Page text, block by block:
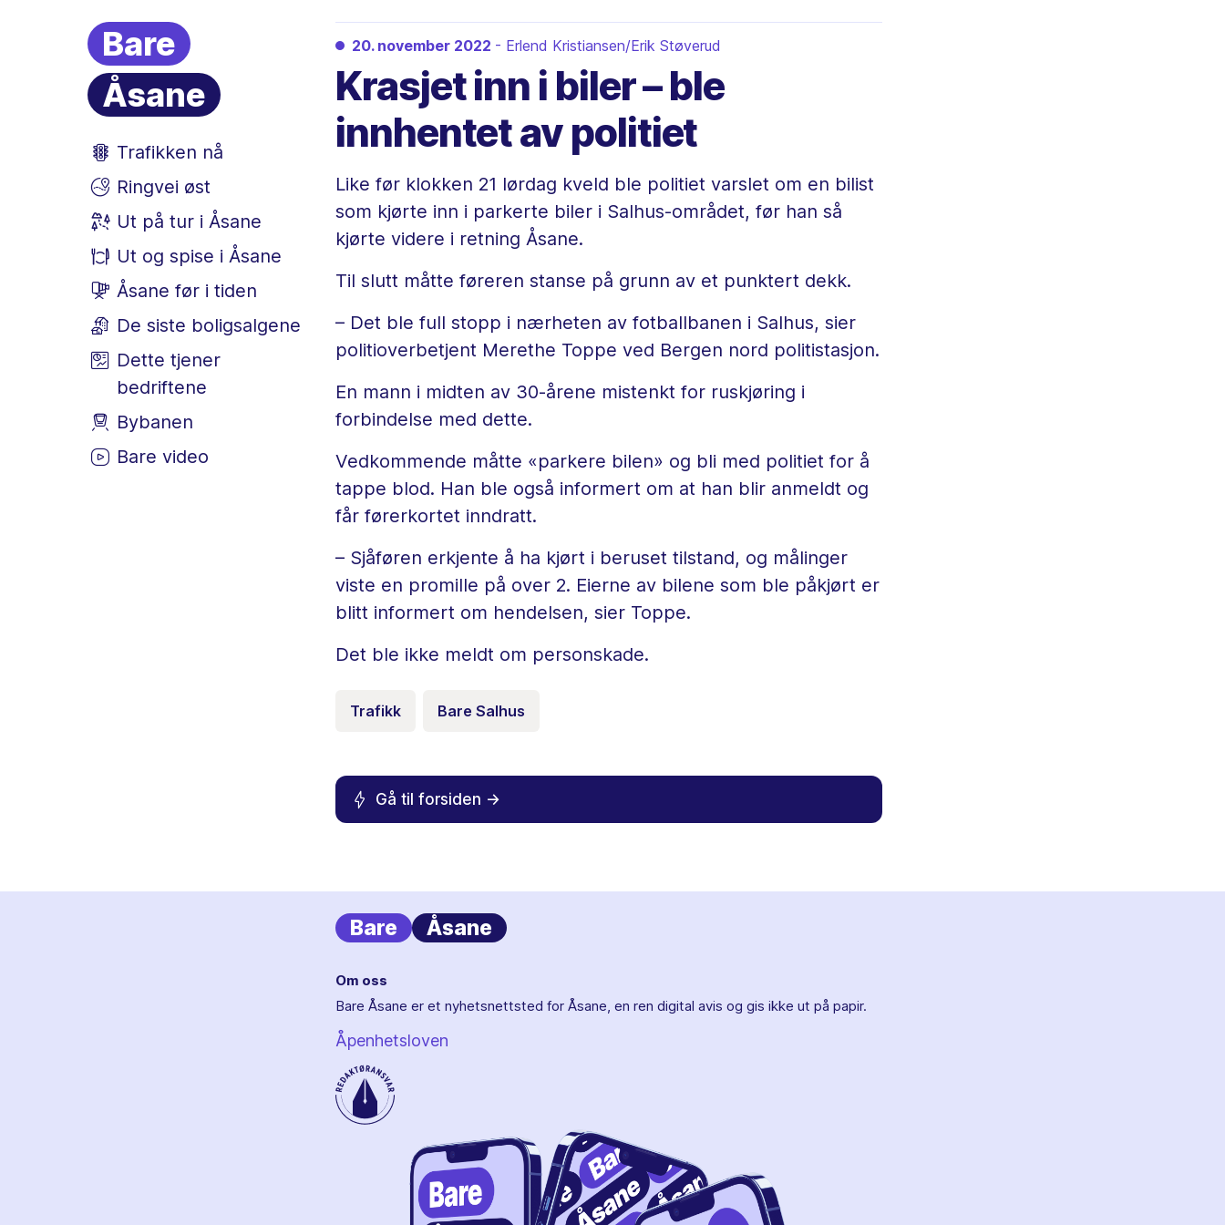
Bare
Åsane
Trafikken nå
Ringvei øst
Ut på tur i Åsane
Ut og spise i Åsane
Åsane før i tiden
De siste boligsalgene
Dette tjener
bedriftene
Bybanen
Bare video
20. november 2022 - Erlend Kristiansen/Erik Støverud
Krasjet inn i biler – ble
innhentet av politiet
Like før klokken 21 lørdag kveld ble politiet varslet om en bilist
som kjørte inn i parkerte biler i Salhus-området, før han så
kjørte videre i retning Åsane.
Til slutt måtte føreren stanse på grunn av et punktert dekk.
– Det ble full stopp i nærheten av fotballbanen i Salhus, sier
politioverbetjent Merethe Toppe ved Bergen nord politistasjon.
En mann i midten av 30-årene mistenkt for ruskjøring i
forbindelse med dette.
Vedkommende måtte «parkere bilen» og bli med politiet for å
tappe blod. Han ble også informert om at han blir anmeldt og
får førerkortet inndratt.
– Sjåføren erkjente å ha kjørt i beruset tilstand, og målinger
viste en promille på over 2. Eierne av bilene som ble påkjørt er
blitt informert om hendelsen, sier Toppe.
Det ble ikke meldt om personskade.
Trafikk Bare Salhus
Gå til forsiden ->
Bare Åsane
Om oss
Bare Åsane er et nyhetsnettsted for Åsane, en ren digital avis og gis ikke ut på papir.
Åpenhetsloven